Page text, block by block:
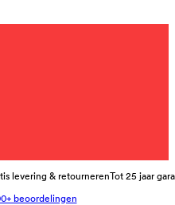
levering & retournerenTot 25 jaar
beoordelingen